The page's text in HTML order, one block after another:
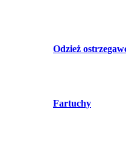
Odzież
Fartuchy